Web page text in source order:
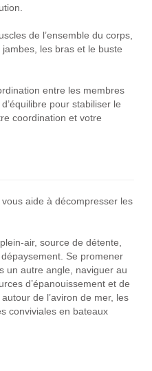
de l’ensemble du corps,
les bras et le buste
entre les membres
pour stabiliser le
coordination et votre
aide à décompresser les
air, source de détente,
Se promener
un autre angle, naviguer au
d’épanouissement et de
de l’aviron de mer, les
conviviales en bateaux